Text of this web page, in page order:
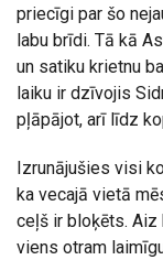
priecīgi par šo
labu brīdi. Tā kā
un satiku krietnu
laiku ir dzīvojis
pļāpājot, arī līdz
Izrunājušies visi
ka vecajā vietā
ceļš ir bloķēts. Aiz
viens otram